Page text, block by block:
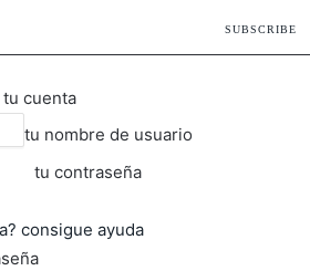
SUBSCRIBE
tu cuenta
tu nombre de usuario
tu contraseña
consigue ayuda